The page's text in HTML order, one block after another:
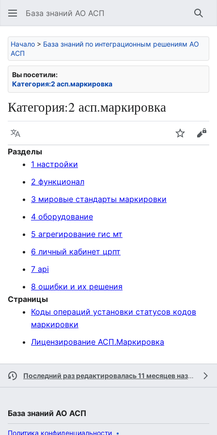
База знаний АО АСП
Начало > База знаний по интеграционным решениям АО
АСП
Вы посетили:
Категория:2 асп.маркировка
Категория:2 асп.маркировка
Язык Следить
Разделы
1 настройки
2 функционал
3 мировые стандарты маркировки
4 оборудование
5 агрегирование гис мт
6 личный кабинет црпт
7 api
8 ошибки и их решения
Страницы
Коды операций установки статусов кодов
маркировки
Лицензирование АСП.Маркировка
Последний раз редактировалась 11 месяцев назад
База знаний АО АСП
Политика конфиденциальности